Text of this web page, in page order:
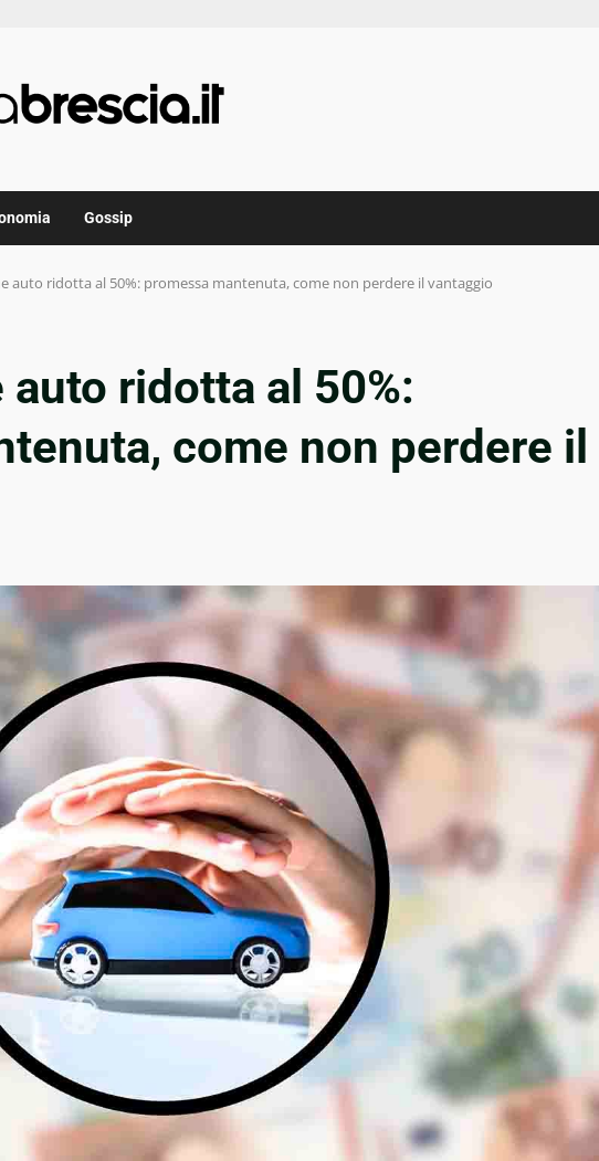
Gossip
auto ridotta al 50%: promessa mantenuta, come non perdere il vantaggio
ridotta al 50%:
come non perdere il